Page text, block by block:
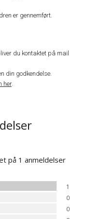
er gennemført.
du kontaktet på mail
din godkendelse.
her.
på 1 anmeldelser
1
0
0